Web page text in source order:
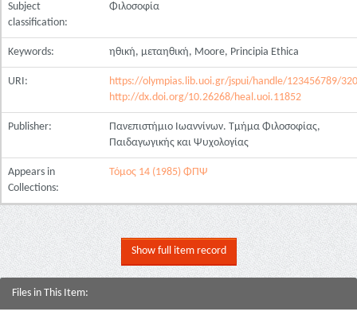
Subject
classification:
Φιλοσοφία
Keywords: ηθική, μεταηθική, Moore, Principia Ethica
URI:
https://olympias.lib.uoi.gr/jspui/handle/123456789/
http://dx.doi.org/10.26268/heal.uoi.11852
Publisher:
Πανεπιστήμιο Ιωαννίνων. Τμήμα Φιλοσοφίας,
Παιδαγωγικής και Ψυχολογίας
Appears in
Collections:
Τόμος 14 (1985) ΦΠΨ
Show full item record
Files in This Item: